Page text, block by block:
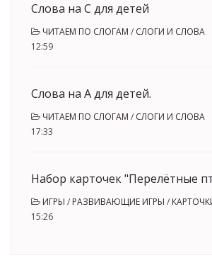
Слова на С для детей
ЧИТАЕМ ПО СЛОГАМ / СЛОГИ И СЛОВА
12:59
Слова на А для детей.
ЧИТАЕМ ПО СЛОГАМ / СЛОГИ И СЛОВА
17:33
Набор карточек "Перелётные
ИГРЫ / РАЗВИВАЮЩИЕ ИГРЫ /
15:26